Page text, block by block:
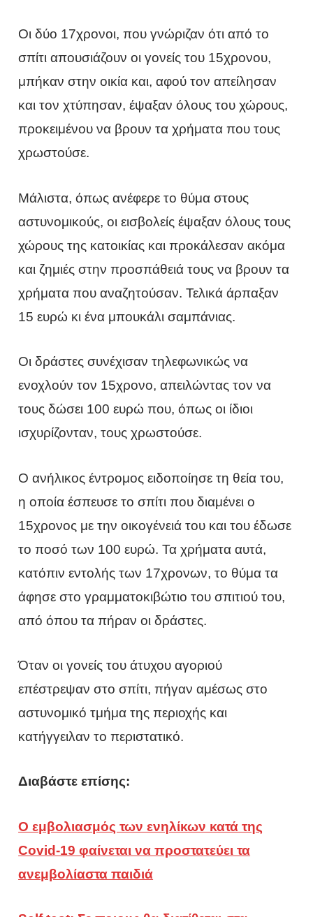
Οι δύο 17χρονοι, που γνώριζαν ότι από το
σπίτι απουσιάζουν οι γονείς του 15χρονου,
μπήκαν στην οικία και, αφού τον απείλησαν
και τον χτύπησαν, έψαξαν όλους του χώρους,
προκειμένου να βρουν τα χρήματα που τους
χρωστούσε.
Μάλιστα, όπως ανέφερε το θύμα στους
αστυνομικούς, οι εισβολείς έψαξαν όλους τους
χώρους της κατοικίας και προκάλεσαν ακόμα
και ζημιές στην προσπάθειά τους να βρουν τα
χρήματα που αναζητούσαν. Τελικά άρπαξαν
15 ευρώ κι ένα μπουκάλι σαμπάνιας.
Οι δράστες συνέχισαν τηλεφωνικώς να
ενοχλούν τον 15χρονο, απειλώντας τον να
τους δώσει 100 ευρώ που, όπως οι ίδιοι
ισχυρίζονταν, τους χρωστούσε.
Ο ανήλικος έντρομος ειδοποίησε τη θεία του,
η οποία έσπευσε το σπίτι που διαμένει ο
15χρονος με την οικογένειά του και του έδωσε
το ποσό των 100 ευρώ. Τα χρήματα αυτά,
κατόπιν εντολής των 17χρονων, το θύμα τα
άφησε στο γραμματοκιβώτιο του σπιτιού του,
από όπου τα πήραν οι δράστες.
Όταν οι γονείς του άτυχου αγοριού
επέστρεψαν στο σπίτι, πήγαν αμέσως στο
αστυνομικό τμήμα της περιοχής και
κατήγγειλαν το περιστατικό.
Διαβάστε επίσης:
Ο εμβολιασμός των ενηλίκων κατά της
Covid-19 φαίνεται να προστατεύει τα
ανεμβολίαστα παιδιά